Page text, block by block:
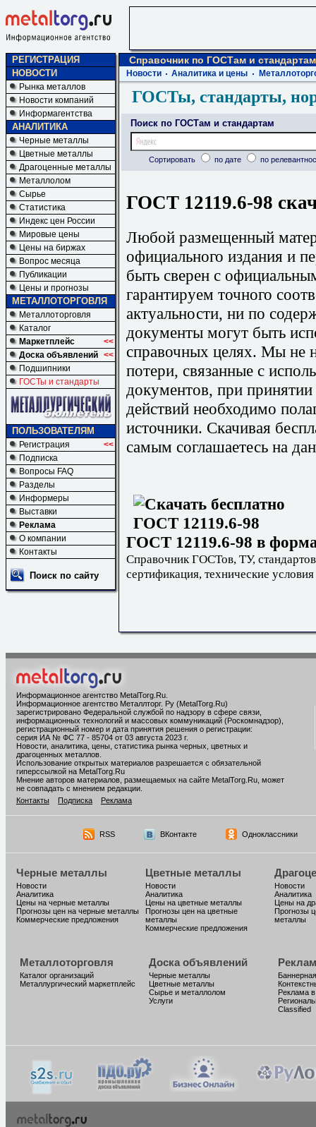
РЕГИСТРАЦИЯ
НОВОСТИ
Рынка металлов
Новости компаний
Информагентства
АНАЛИТИКА
Черные металлы
Цветные металлы
Драгоценные металлы
Металлолом
Сырье
Статистика
Индекс цен России
Мировые цены
Цены на биржах
Вопрос месяца
Публикации
Цены и прогнозы
МЕТАЛЛОТОРГОВЛЯ
Металлоторговля
Каталог
Маркетплейс
<<
Доска объявлений <<
Подшипники
ГОСТы и стандарты
ПОЛЬЗОВАТЕЛЯМ
Регистрация
<<
Подписка
Вопросы FAQ
Разделы
Информеры
Выставки
Реклама
О компании
Контакты
Поиск по сайту
Справочник по ГОСТам и стандартам
Новости Аналитика и цены
ГОСТы, стандарты,
Поиск по ГОСТам и стандартам
Сортировать по дате по
ГОСТ 12119.6-98
Любой размещенный
официального издания и
быть сверен с
гарантируем точного
актуальности, ни по
документы могут быть
справочных целях. Мы не
потери, связанные с
документов, при
действий необходимо
источники. Скачивая
самым соглашаетесь на
ГОСТ 12119.6-98 в
Справочник ГОСТов, ТУ,
сертификация, технические условия
Информационное агентство MetalTorg.Ru
Информационное агентство Металлторг. Ру (MetalTorg.Ru)
зарегистрировано Федеральной службой по надзору в сфере связи,
информационных технологий и массовых коммуникаций (Роскомнадзор),
регистрационный номер и дата принятия решения о регистрации:
серия ИА № ФС 77 - 85704 от 03 августа 2023 г.
Новости, аналитика, цены, статистика рынка черных, цветных и
драгоценных металлов.
Использование открытых материалов разрешается с обязательной
гиперссылкой на MetalTorg.Ru
Мнение авторов материалов, размещаемых на сайте MetalTorg.Ru, может
не совпадать с мнением редакции.
Контакты
Подписка Реклама
RSS ВКонтакте Одноклассники
Черные металлы
Новости
Аналитика
Цены на черные металлы
Прогнозы цен на черные металлы
Коммерческие предложения
Цветные металлы
Новости
Аналитика
Цены на цветные металлы
Прогнозы цен на цветные
металлы
Коммерческие предложения
Новости
Аналитика
Цены на
Прогнозы
металлы
Металлоторговля
Каталог организаций
Металлургический маркетплейс
Доска объявлений
Черные металлы
Цветные металлы
Сырье и металлолом
Услуги
Реклама
Classified